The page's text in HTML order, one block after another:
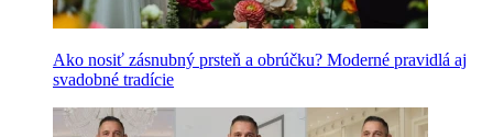
Ako nosiť zásnubný prsteň a obrúčku? Moderné pravidlá aj
svadobné tradície